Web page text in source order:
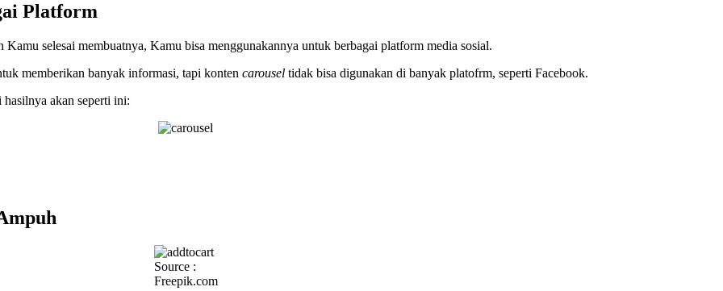
Platform
selesai membuatnya, Kamu bisa menggunakannya untuk berbagai platform media sosial.
memberikan banyak informasi, tapi kontencarousel tidak bisa digunakan di banyak platofrm, seperti Facebook.
akan seperti ini:
Source :
Freepik.com